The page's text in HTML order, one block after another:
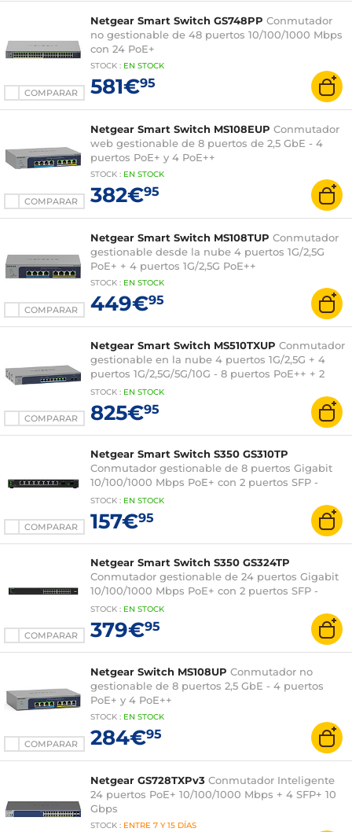
COMPARAR
Netgear Smart Switch GS748PP Conmutador
no gestionable de 48 puertos 10/100/1000 Mbps
con 24 PoE+
STOCK : EN STOCK
581€95
COMPARAR
Netgear Smart Switch MS108EUP Conmutador
web gestionable de 8 puertos de 2,5 GbE - 4
puertos PoE+ y 4 PoE++
STOCK : EN STOCK
382€95
COMPARAR
Netgear Smart Switch MS108TUP Conmutador
gestionable desde la nube 4 puertos 1G/2,5G
PoE+ + 4 puertos 1G/2,5G PoE++
STOCK : EN STOCK
449€95
COMPARAR
Netgear Smart Switch MS510TXUP Conmutador
gestionable en la nube 4 puertos 1G/2,5G + 4
puertos 1G/2,5G/5G/10G - 8 puertos PoE++ + 2
ranuras SFP+ 10 Gbps
STOCK : EN STOCK
825€95
COMPARAR
Netgear Smart Switch S350 GS310TP
Conmutador gestionable de 8 puertos Gigabit
10/100/1000 Mbps PoE+ con 2 puertos SFP -
carcasa metálica
STOCK : EN STOCK
157€95
COMPARAR
Netgear Smart Switch S350 GS324TP
Conmutador gestionable de 24 puertos Gigabit
10/100/1000 Mbps PoE+ con 2 puertos SFP -
carcasa metálica
STOCK : EN STOCK
379€95
COMPARAR
Netgear Switch MS108UP Conmutador no
gestionable de 8 puertos 2,5 GbE - 4 puertos
PoE+ y 4 PoE++
STOCK : EN STOCK
284€95
Netgear GS728TXPv3 Conmutador Inteligente
24 puertos PoE+ 10/100/1000 Mbps + 4 SFP+ 10
Gbps
STOCK : ENTRE 7 Y 15 DÍAS